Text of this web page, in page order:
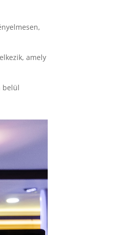
amely
belül